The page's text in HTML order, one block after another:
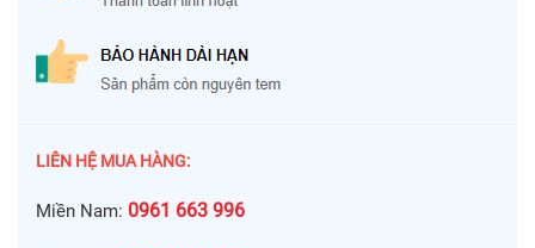
LIÊN HỆ MUA HÀNG:
Miền Nam: 0961 663 996